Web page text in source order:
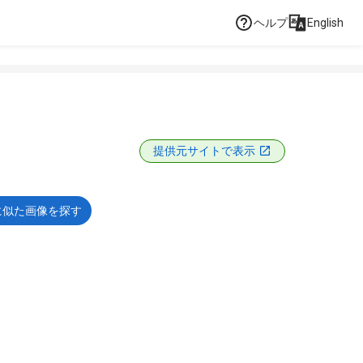
ヘルプ English
提供元サイトで表示
た画像を探す